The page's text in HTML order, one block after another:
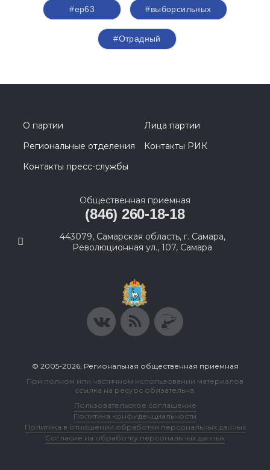
#ер63 #выборсильных
#Отрадный
О партии
Лица партии
Региональные отделения
Контакты РИК
Контакты пресс-службы
Общественная приемная
(846) 260-18-18
443079, Самарская область, г. Самара,
Революционная ул., 107, Самара
© 2005-2026, Региональная общественная приемная
При полном или частичном использовании материалов
ссылка на ресурс обязательна.
Пользовательское соглашение
Политика конфиденциальности
Политика в отношении обработки персональных данных
Согласие на обработку персональных данных